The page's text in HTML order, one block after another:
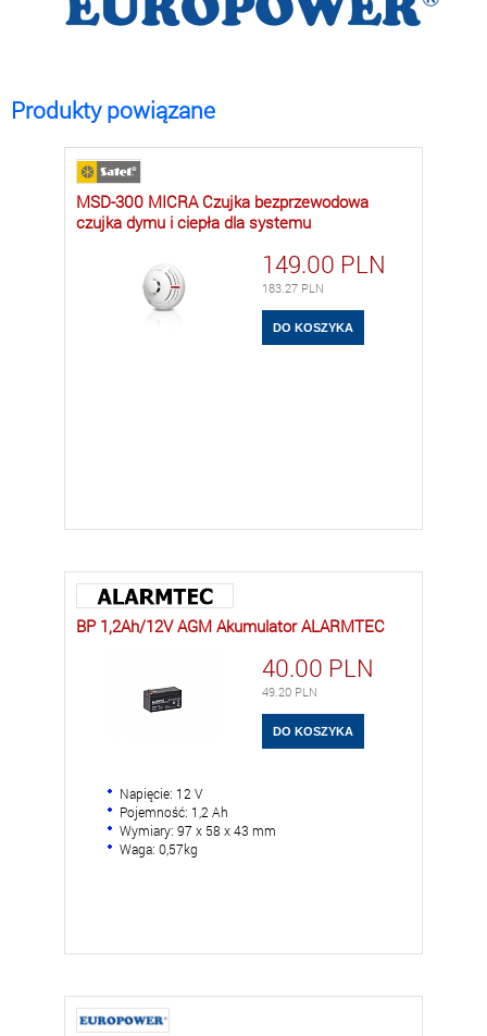
Produkty powiązane
MSD-300 MICRA Czujka bezprzewodowa
czujka dymu i ciepła dla systemu
149.00 PLN
183.27 PLN
BP 1,2Ah/12V AGM Akumulator ALARMTEC
40.00 PLN
49.20 PLN
Napięcie: 12 V
Pojemność: 1,2 Ah
Wymiary: 97 x 58 x 43 mm
Waga: 0,57kg